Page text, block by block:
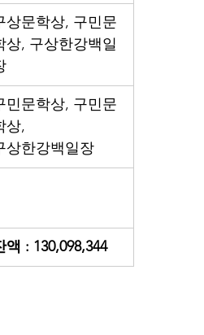
상문학상, 구민문
상, 구상한강백일
민문학상, 구민문
상,
상한강백일장
액 : 130,098,344